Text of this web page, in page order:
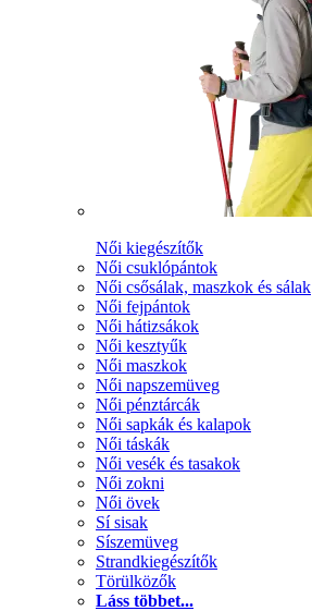
Női kiegészítők
Női csuklópántok
Női csősálak, maszkok és sálak
Női fejpántok
Női hátizsákok
Női kesztyűk
Női maszkok
Női napszemüveg
Női pénztárcák
Női sapkák és kalapok
Női táskák
Női vesék és tasakok
Női zokni
Női övek
Sí sisak
Síszemüveg
Strandkiegészítők
Törülközők
Láss többet...